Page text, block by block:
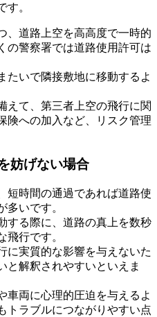
す。
、道路上空を高高度で一時的
の警察署では道路使用許可は
たいで隣接敷地に移動するよ
えて、第三者上空の飛行に関
険への加入など、リスク管理
妨げない場合
短時間の通過であれば道路使
多いです。
する際に、道路の真上を数秒
飛行です。
に実質的な影響を与えないた
と解釈されやすいといえま
車両に心理的圧迫を与えるよ
トラブルにつながりやすい点